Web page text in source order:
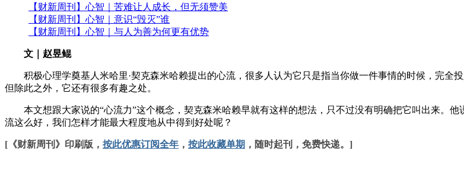
【财新周刊】心智｜苦难让人成长，但无须赞美
【财新周刊】心智｜意识“毁灭”谁
【财新周刊】心智｜与人为善为何更有优势
文｜赵昱鲲
积极心理学奠基人米哈里·契克森米哈赖提出的心流，很多人认为它只是指当你做一件事情的时候，完全
但除此之外，它还有很多有趣之处。
本文想跟大家说的“心流力”这个概念，契克森米哈赖早就有这样的想法，只不过没有明确把它叫出来。他
流这么好，我们怎样才能最大程度地从中得到好处呢？
[《财新周刊》印刷版， 按此优惠订阅全年 ， 按此收藏单期 ，随时起刊，免费快递。]